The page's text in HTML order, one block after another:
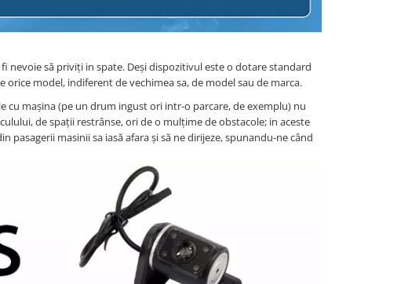
nevoie să priviți in spate. Deși dispozitivul este o dotare standard
model, indiferent de vechimea sa, de model sau de marca.
cu mașina (pe un drum ingust ori intr-o parcare, de exemplu) nu
de spații restrânse, ori de o mulțime de obstacole; in aceste
masinii sa iasă afara și să ne dirijeze, spunandu-ne când